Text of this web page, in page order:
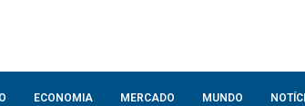
ECONOMIA MERCADO MUNDO